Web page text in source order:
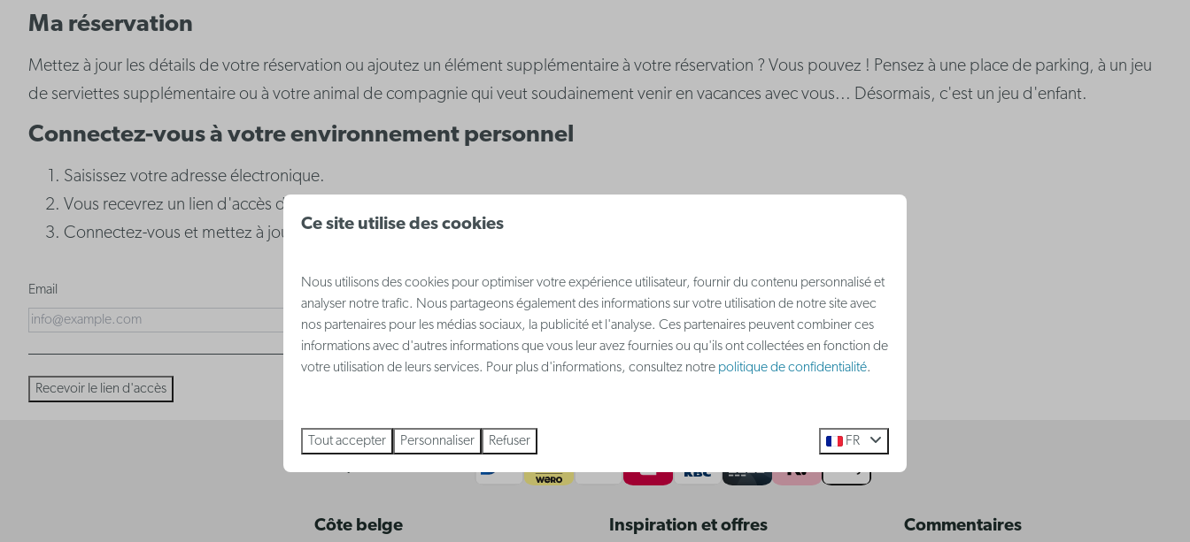
Ma réservation
Mettez à jour les détails de votre réservation ou ajoutez un élément supplémentaire à votre réservation ? Vous pouvez ! Pensez à une place de parking, à un jeu
de serviettes supplémentaire ou à votre animal de compagnie qui veut soudainement venir en vacances avec vous... Désormais, c'est un jeu d'enfant.
Connectez-vous à votre environnement personnel
Saisissez votre adresse électronique.
Vous recevrez un lien d'accès de notre part par e-mail. Alors n'oubliez pas de vérifier votre boîte aux lettres.
Connectez-vous et mettez à jour votre réservation comme vous le souhaitez.
Email
Recevoir le lien d'accès
Côte belge Inspiration et offres Commentaires
Ce site utilise des cookies
Nous utilisons des cookies pour optimiser votre expérience utilisateur, fournir du contenu personnalisé et
analyser notre trafic. Nous partageons également des informations sur votre utilisation de notre site avec
nos partenaires pour les médias sociaux, la publicité et l'analyse. Ces partenaires peuvent combiner ces
informations avec d'autres informations que vous leur avez fournies ou qu'ils ont collectées en fonction de
votre utilisation de leurs services. Pour plus d'informations, consultez notre politique de confidentialité.
Tout accepter Personnaliser Refuser FR